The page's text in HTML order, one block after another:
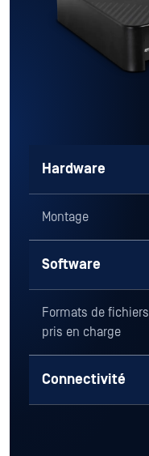
Hardware
Montage
Software
Formats de fichiers
pris en charge
Connectivité